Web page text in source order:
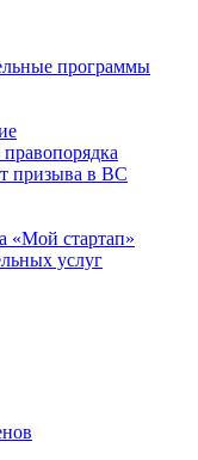
программы
призыва в ВС
«Мой стартап»
услуг